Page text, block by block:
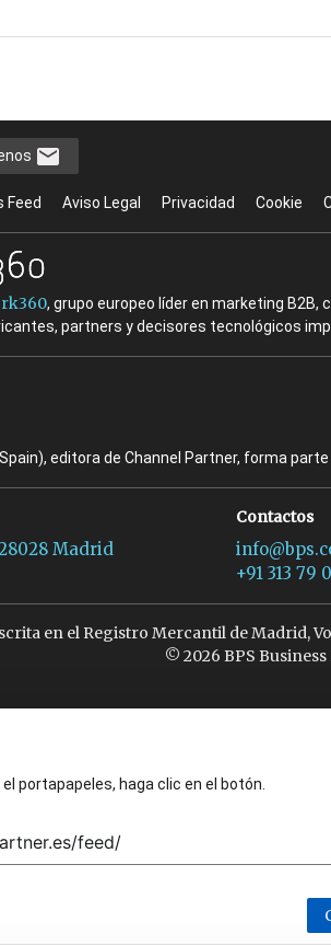
Feed Aviso Legal Privacidad Cookie
, grupo europeo líder en marketing
partners y decisores tecnológicos
editora de Channel Partner, forma parte
Madrid
Contactos
+91 313 79
en el Registro Mercantil de Madrid,
© 2026 BPS
portapapeles, haga clic en el botón.